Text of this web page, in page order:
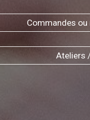
Commandes
Ateliers